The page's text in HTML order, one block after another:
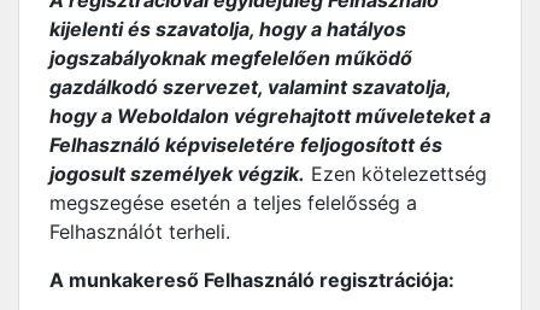
kijelenti és szavatolja, hogy a hatályos
jogszabályoknak megfelelően működő
gazdálkodó szervezet, valamint szavatolja,
hogy a Weboldalon végrehajtott műveleteket a
Felhasználó képviseletére feljogosított és
jogosult személyek végzik. Ezen kötelezettség
megszegése esetén a teljes felelősség a
Felhasználót terheli.
A munkakereső Felhasználó regisztrációja: